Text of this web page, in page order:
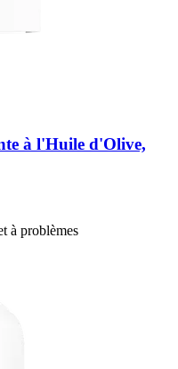
à l'Huile d'Olive,
à problèmes